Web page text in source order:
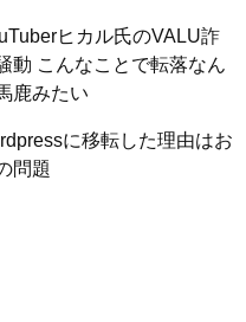
ヒカル氏のVALU詐
動 こんなことで転落なん
鹿みたい
に移転した理由はお
問題